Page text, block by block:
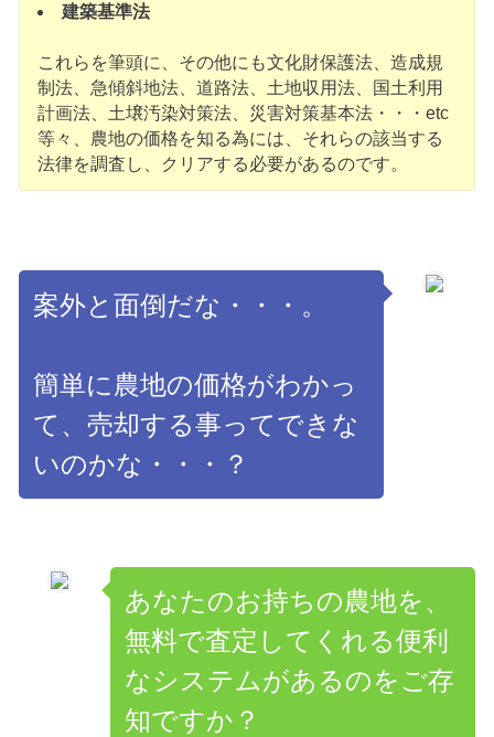
建築基準法
これらを筆頭に、その他にも文化財保護法、造成規
制法、急傾斜地法、道路法、土地収用法、国土利用
計画法、土壌汚染対策法、災害対策基本法・・・etc
等々、農地の価格を知る為には、それらの該当する
法律を調査し、クリアする必要があるのです。
案外と面倒だな・・・。
簡単に農地の価格がわかっ
て、売却する事ってできな
いのかな・・・？
あなたのお持ちの農地を、
無料で査定してくれる便利
なシステムがあるのをご存
知ですか？